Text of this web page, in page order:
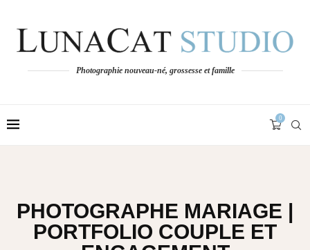
Photographie nouveau-né, grossesse et famille
0
PHOTOGRAPHE MARIAGE |
PORTFOLIO COUPLE ET